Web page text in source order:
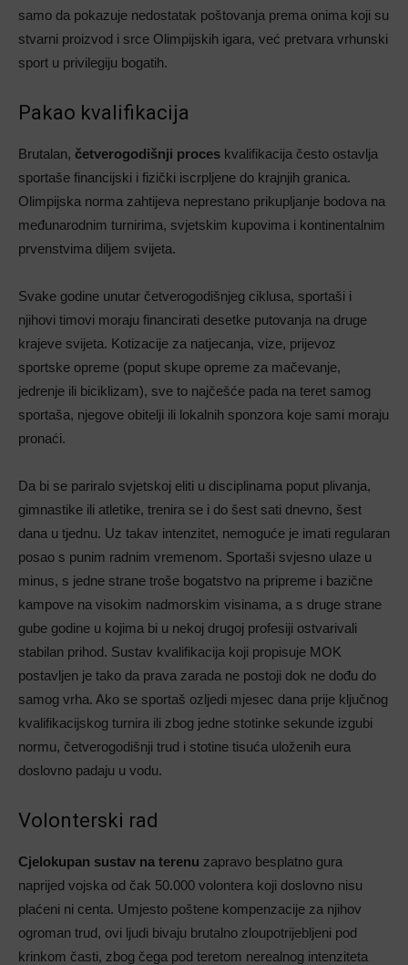
samo da pokazuje nedostatak poštovanja prema onima koji su
stvarni proizvod i srce Olimpijskih igara, već pretvara vrhunski
sport u privilegiju bogatih.
Pakao kvalifikacija
Brutalan, četverogodišnji proces kvalifikacija često ostavlja
sportaše financijski i fizički iscrpljene do krajnjih granica.
Olimpijska norma zahtijeva neprestano prikupljanje bodova na
međunarodnim turnirima, svjetskim kupovima i kontinentalnim
prvenstvima diljem svijeta.
Svake godine unutar četverogodišnjeg ciklusa, sportaši i
njihovi timovi moraju financirati desetke putovanja na druge
krajeve svijeta. Kotizacije za natjecanja, vize, prijevoz
sportske opreme (poput skupe opreme za mačevanje,
jedrenje ili biciklizam), sve to najčešće pada na teret samog
sportaša, njegove obitelji ili lokalnih sponzora koje sami moraju
pronaći.
Da bi se pariralo svjetskoj eliti u disciplinama poput plivanja,
gimnastike ili atletike, trenira se i do šest sati dnevno, šest
dana u tjednu. Uz takav intenzitet, nemoguće je imati regularan
posao s punim radnim vremenom. Sportaši svjesno ulaze u
minus, s jedne strane troše bogatstvo na pripreme i bazične
kampove na visokim nadmorskim visinama, a s druge strane
gube godine u kojima bi u nekoj drugoj profesiji ostvarivali
stabilan prihod. Sustav kvalifikacija koji propisuje MOK
postavljen je tako da prava zarada ne postoji dok ne dođu do
samog vrha. Ako se sportaš ozljedi mjesec dana prije ključnog
kvalifikacijskog turnira ili zbog jedne stotinke sekunde izgubi
normu, četverogodišnji trud i stotine tisuća uloženih eura
doslovno padaju u vodu.
Volonterski rad
Cjelokupan sustav na terenu zapravo besplatno gura
naprijed vojska od čak 50.000 volontera koji doslovno nisu
plaćeni ni centa. Umjesto poštene kompenzacije za njihov
ogroman trud, ovi ljudi bivaju brutalno zloupotrijebljeni pod
krinkom časti, zbog čega pod teretom nerealnog intenziteta